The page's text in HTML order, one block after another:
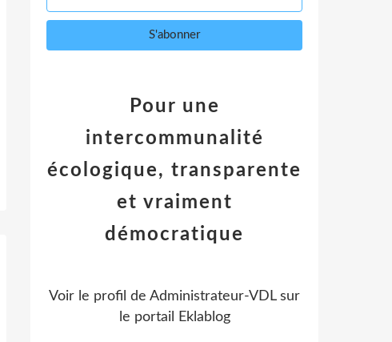
Pour une
intercommunalité
écologique, transparente
et vraiment
démocratique
Voir le profil de Administrateur-VDLsur
le portail Eklablog